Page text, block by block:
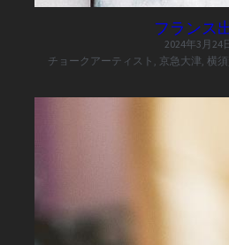
フランス
2024年3月24
チョークアーティスト, 京急大津, 横